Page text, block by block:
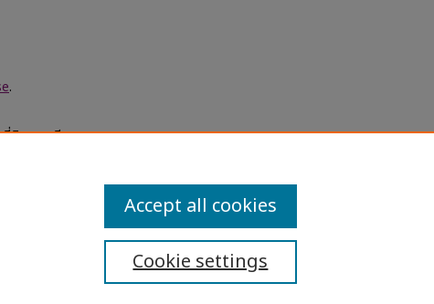
.
ที่ดิน : กรณี
Statement
Cookie settings
Accept all cookies